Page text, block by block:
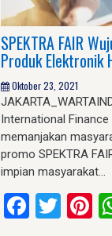
SPEKTRA FAIR
Produk Elektronik
Oktober 23, 2021
International Finance
memanjakan
promo SPEKTRA
impian masyarakat…